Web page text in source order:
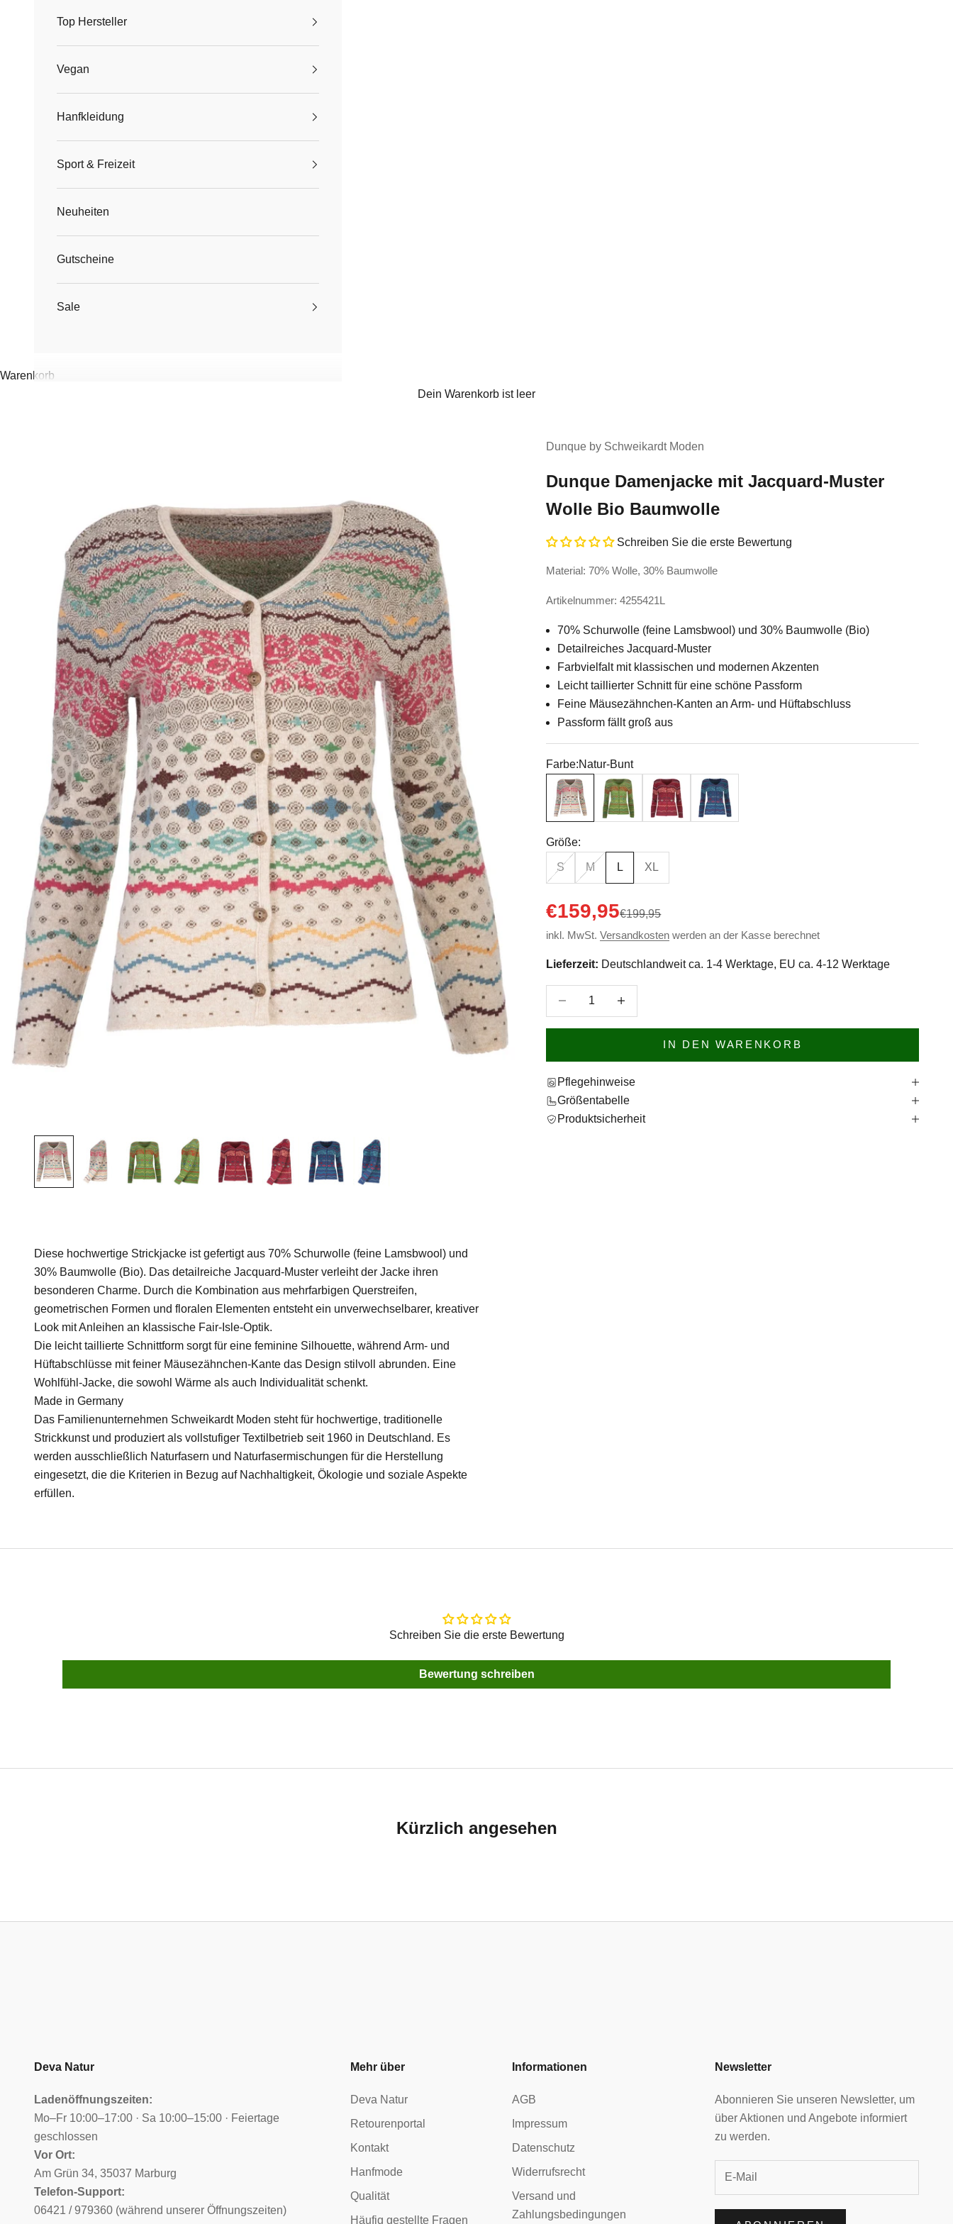
Top Hersteller
Vegan
Hanfkleidung
Sport & Freizeit
Neuheiten
Gutscheine
Sale
Warenkorb
Dein Warenkorb ist leer
Dunque by Schweikardt Moden
Dunque Damenjacke mit Jacquard-Muster
Wolle Bio Baumwolle
Schreiben Sie die erste Bewertung
Material: 70% Wolle, 30% Baumwolle
Artikelnummer: 4255421L
70% Schurwolle (feine Lamsbwool) und 30% Baumwolle (Bio)
Detailreiches Jacquard-Muster
Farbvielfalt mit klassischen und modernen Akzenten
Leicht taillierter Schnitt für eine schöne Passform
Feine Mäusezähnchen-Kanten an Arm- und Hüftabschluss
Passform fällt groß aus
Farbe:Natur-Bunt
Natur-Bunt Grün-bunt Beere-Bunt Blau-Bunt
Größe:
S M L XL
Angebot
€159,95Regulärer Preis
€199,95
inkl. MwSt.Versandkosten werden an der Kasse berechnet
Lieferzeit: Deutschlandweit ca. 1-4 Werktage, EU ca. 4-12 Werktage
Anzahl verringern
IN DEN WARENKORB
Pflegehinweise
Größentabelle
Produktsicherheit
Diese hochwertige Strickjacke ist gefertigt aus 70% Schurwolle (feine Lamsbwool) und
30% Baumwolle (Bio). Das detailreiche Jacquard-Muster verleiht der Jacke ihren
besonderen Charme. Durch die Kombination aus mehrfarbigen Querstreifen,
geometrischen Formen und floralen Elementen entsteht ein unverwechselbarer, kreativer
Look mit Anleihen an klassische Fair-Isle-Optik.
Die leicht taillierte Schnittform sorgt für eine feminine Silhouette, während Arm- und
Hüftabschlüsse mit feiner Mäusezähnchen-Kante das Design stilvoll abrunden. Eine
Wohlfühl-Jacke, die sowohl Wärme als auch Individualität schenkt.
Made in Germany
Das Familienunternehmen Schweikardt Moden steht für hochwertige, traditionelle
Strickkunst und produziert als vollstufiger Textilbetrieb seit 1960 in Deutschland. Es
werden ausschließlich Naturfasern und Naturfasermischungen für die Herstellung
eingesetzt, die die Kriterien in Bezug auf Nachhaltigkeit, Ökologie und soziale Aspekte
erfüllen.
Schreiben Sie die erste Bewertung
Bewertung schreiben
Kürzlich angesehen
Deva Natur
Ladenöffnungszeiten:
Mo–Fr 10:00–17:00 · Sa 10:00–15:00 · Feiertage
geschlossen
Vor Ort:
Am Grün 34, 35037 Marburg
Telefon-Support:
06421 / 979360 (während unserer Öffnungszeiten)
Mehr über
Deva Natur
Retourenportal
Kontakt
Hanfmode
Qualität
Häufig gestellte Fragen
Informationen
AGB
Impressum
Datenschutz
Widerrufsrecht
Versand und
Zahlungsbedingungen
Newsletter
Abonnieren Sie unseren Newsletter, um
über Aktionen und Angebote informiert
zu werden.